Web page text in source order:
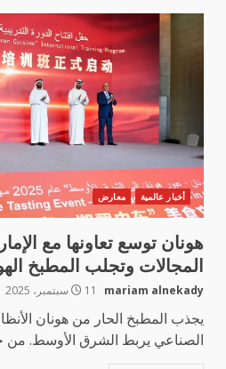
أخبار عالمية معارض
هونان توسع تعاونها مع
المجالات وتجلب المطبخ
mariam alnekady 11 سبتمبر، 2025
يجذب المطبخ الحار من هونان
الصناعي يربط الشرق الأوسط. من